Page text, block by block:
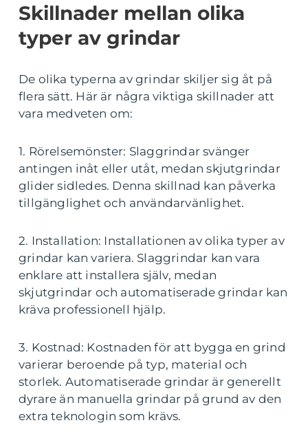
Skillnader mellan olika
typer av grindar
De olika typerna av grindar skiljer sig åt på
flera sätt. Här är några viktiga skillnader att
vara medveten om:
1. Rörelsemönster: Slaggrindar svänger
antingen inåt eller utåt, medan skjutgrindar
glider sidledes. Denna skillnad kan påverka
tillgänglighet och användarvänlighet.
2. Installation: Installationen av olika typer av
grindar kan variera. Slaggrindar kan vara
enklare att installera själv, medan
skjutgrindar och automatiserade grindar kan
kräva professionell hjälp.
3. Kostnad: Kostnaden för att bygga en grind
varierar beroende på typ, material och
storlek. Automatiserade grindar är generellt
dyrare än manuella grindar på grund av den
extra teknologin som krävs.